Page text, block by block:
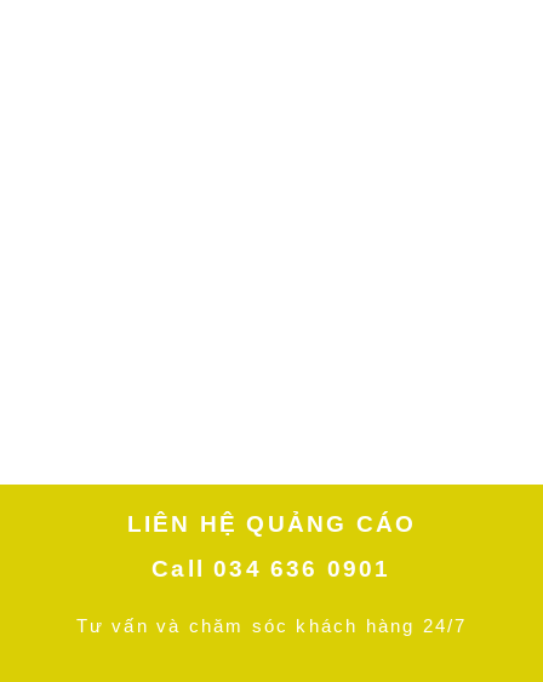
LIÊN HỆ QUẢNG CÁO
Call 034 636 0901
Tư vấn và chăm sóc khách hàng 24/7